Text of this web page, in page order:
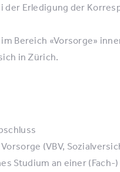
der Erledigung der
Bereich «Vorsorge»
in Zürich.
(VBV,
Studium an einer